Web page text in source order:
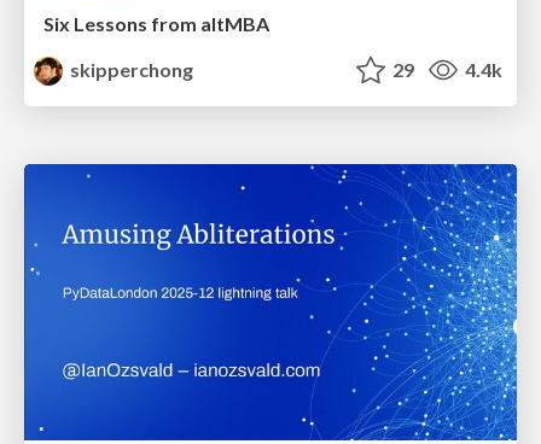
Six Lessons from altMBA
skipperchong
29 4.4k